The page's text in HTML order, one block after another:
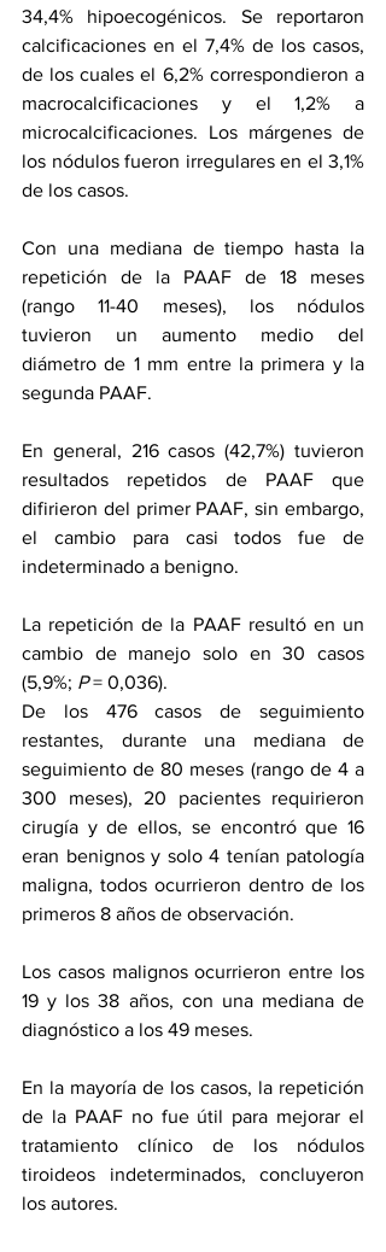
34,4% hipoecogénicos. Se reportaron
calcificaciones en el 7,4% de los casos,
de los cuales el 6,2% correspondieron a
macrocalcificaciones y el 1,2% a
microcalcificaciones. Los márgenes de
los nódulos fueron irregulares en el 3,1%
de los casos.
Con una mediana de tiempo hasta la
repetición de la PAAF de 18 meses
(rango 11-40 meses), los nódulos
tuvieron un aumento medio del
diámetro de 1 mm entre la primera y la
segunda PAAF.
En general, 216 casos (42,7%) tuvieron
resultados repetidos de PAAF que
difirieron del primer PAAF, sin embargo,
el cambio para casi todos fue de
indeterminado a benigno.
La repetición de la PAAF resultó en un
cambio de manejo solo en 30 casos
(5,9%; P = 0,036).
De los 476 casos de seguimiento
restantes, durante una mediana de
seguimiento de 80 meses (rango de 4 a
300 meses), 20 pacientes requirieron
cirugía y de ellos, se encontró que 16
eran benignos y solo 4 tenían patología
maligna, todos ocurrieron dentro de los
primeros 8 años de observación.
Los casos malignos ocurrieron entre los
19 y los 38 años, con una mediana de
diagnóstico a los 49 meses.
En la mayoría de los casos, la repetición
de la PAAF no fue útil para mejorar el
tratamiento clínico de los nódulos
tiroideos indeterminados, concluyeron
los autores.